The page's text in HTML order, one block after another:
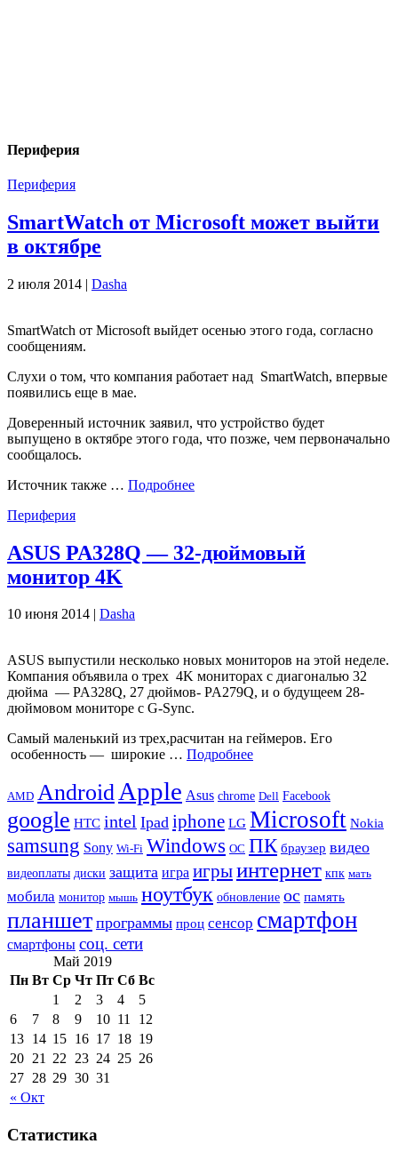
Периферия
Периферия
SmartWatch от Microsoft может выйти
в октябре
2 июля 2014 | Dasha
SmartWatch от Microsoft выйдет осенью этого года, согласно
сообщениям.
Слухи о том, что компания работает над SmartWatch, впервые
появились еще в мае.
Доверенный источник заявил, что устройство будет
выпущено в октябре этого года, что позже, чем первоначально
сообщалось.
Источник также … Подробнее
Периферия
ASUS PA328Q — 32-дюймовый
монитор 4K
10 июня 2014 | Dasha
ASUS выпустили несколько новых мониторов на этой неделе.
Компания объявила о трех 4K мониторах с диагональю 32
дюйма — PA328Q, 27 дюймов- PA279Q, и о будущеем 28-
дюймовом мониторе с G-Sync.
Самый маленький из трех,расчитан ​​на геймеров. Его
особенность — широкие … Подробнее
AMD AndroidApple Asus chrome Dell Facebook
google HTC intel Ipad iphone LG Microsoft Nokia
samsung Sony Wi-Fi Windows ОС ПК браузер видео
видеоплаты диски защита игра игрыинтернет кпк мать
мобила монитор мышь ноутбук обновление ос память
планшет программы проц сенсор смартфон
смартфоны соц. сети
Май 2019
Пн Вт Ср Чт Пт Сб Вс
« Окт
1 2 3 4
5
6
7 8 9 10 11
12
13 14 15 16 17 18 19
20 21 22 23 24 25 26
27 28 29 30 31
Статистика